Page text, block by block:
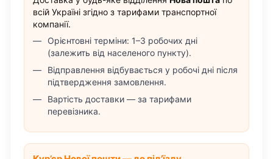
всій Україні згідно з тарифами транспортної
компанії.
Орієнтовні терміни: 1–3 робочих дні
(залежить від населеного пункту).
Відправлення відбувається у робочі дні після
підтвердження замовлення.
Вартість доставки — за тарифами
перевізника.